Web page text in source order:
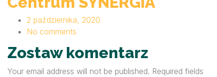
2 października, 2020
No comments
Zostaw komentarz
Your email address will not be published. Required fields